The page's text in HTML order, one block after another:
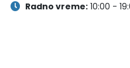
Radno vreme:10:00 -